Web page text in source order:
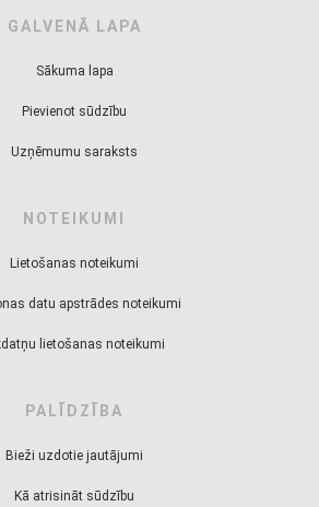
GALVENĀ LAPA
Sākuma lapa
Pievienot sūdzību
Uzņēmumu saraksts
NOTEIKUMI
Lietošanas noteikumi
datu apstrādes noteikumi
lietošanas noteikumi
PALĪDZĪBA
Bieži uzdotie jautājumi
Kā atrisināt sūdzību